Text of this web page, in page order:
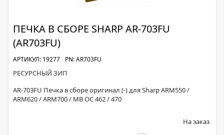
ПЕЧКА В СБОРЕ SHARP AR-703FU
(AR703FU)
АРТИКУЛ: 19277 PN: AR703FU
РЕСУРСНЫЙ ЗИП
AR-703FU Печка в сборе оригинал (-) для Sharp ARM550 /
ARM620 / ARM700 / MB OC 462 / 470
На заказ